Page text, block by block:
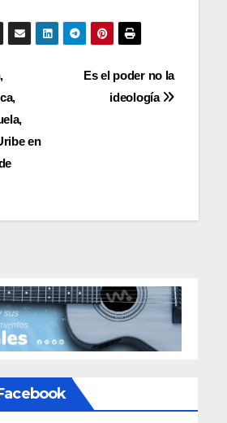
Es el poder no la
ideología
en